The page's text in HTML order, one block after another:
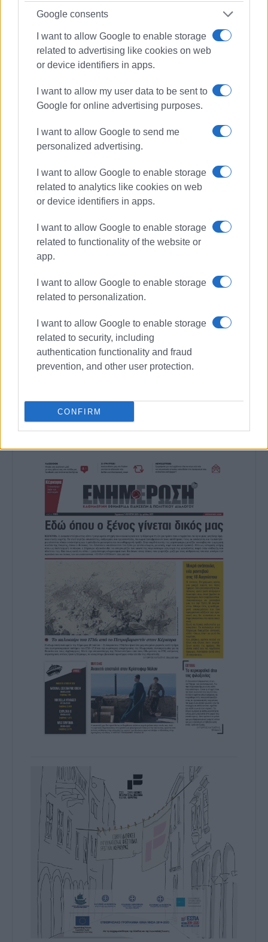
Google consents
I want to allow Google to enable storage
related to advertising like cookies on web
or device identifiers in apps.
I want to allow my user data to be sent to
Google for online advertising purposes.
I want to allow Google to send me
personalized advertising.
I want to allow Google to enable storage
related to analytics like cookies on web
or device identifiers in apps.
I want to allow Google to enable storage
related to functionality of the website or
app.
I want to allow Google to enable storage
related to personalization.
I want to allow Google to enable storage
related to security, including
authentication functionality and fraud
prevention, and other user protection.
CONFIRM
ΦΩΤΟ@ ΓΕΡΑΣΙΜΟΣ ΜΑΡΤΙΝΗΣ
Εμφανίσεις: 101
ΓΕΡΑΣΙΜΟΣ ΜΑΡΤΙΝΗΣ
Γεννήθηκε στην Κέρκυρα το 1988. Είναι
υποψήφιος διδάκτορας του Τμήματος Μουσικών
Ιστορική Μουσικολογία. Ανακοινώσεις του έχουν
παρουσιαστεί σε επιστημονικά συνέδρια στην
Ελλάδα και το εξωτερικό, ενώ κείμενά του έχουν
μουσικολογικού και ιστορικού περιεχομένου. Ως
μουσικολόγος έχει συνεργαστεί με φορείς όπως
το Ιόνιο Πανεπιστήμιο, το Μέγαρο Μουσικής
Αθηνών κ.ά. Διδάσκει στο Ωδείο Κερκύρας και
είναι υπεύθυνος του Αρχείου της Φιλαρμονικής
Εταιρίας «Μάντζαρος».